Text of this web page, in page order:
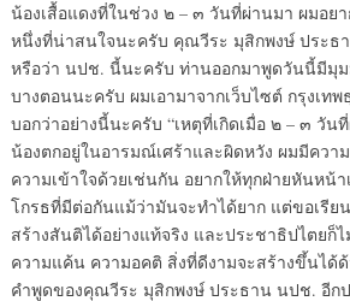
น้องเสื้อแดงที่ในช่วง ๒ – ๓ วันที่ผ่านมา ผมอย
หนึ่งที่น่าสนใจนะครับ คุณวีระ มุสิกพงษ์ ประธ
หรือว่า นปช. นี้นะครับ ท่านออกมาพูดวันนี้มีมุ
บางตอนนะครับ ผมเอามาจากเว็บไซต์ กรุงเท
บอกว่าอย่างนี้นะครับ “เหตุที่เกิดเมื่อ ๒ – ๓ วัน
น้องตกอยู่ในอารมณ์เศร้าและผิดหวัง ผมมีควา
ความเข้าใจด้วยเช่นกัน อยากให้ทุกฝ่ายหันหน้
โกรธที่มีต่อกันแม้ว่ามันจะทำได้ยาก แต่ขอเรีย
สร้างสันติได้อย่างแท้จริง และประชาธิปไตยก็
ความแค้น ความอคติ สิ่งที่ดีงามจะสร้างขึ้นได้
คำพูดของคุณวีระ มุสิกพงษ์ ประธาน นปช. อีก